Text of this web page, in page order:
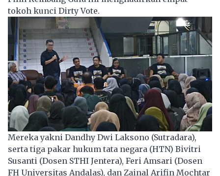
tokoh kunci Dirty Vote.
Mereka yakni Dandhy Dwi Laksono (Sutradara),
serta tiga pakar hukum tata negara (HTN) Bivitri
Susanti (Dosen STHI Jentera), Feri Amsari (Dosen
FH Universitas Andalas), dan Zainal Arifin Mochtar